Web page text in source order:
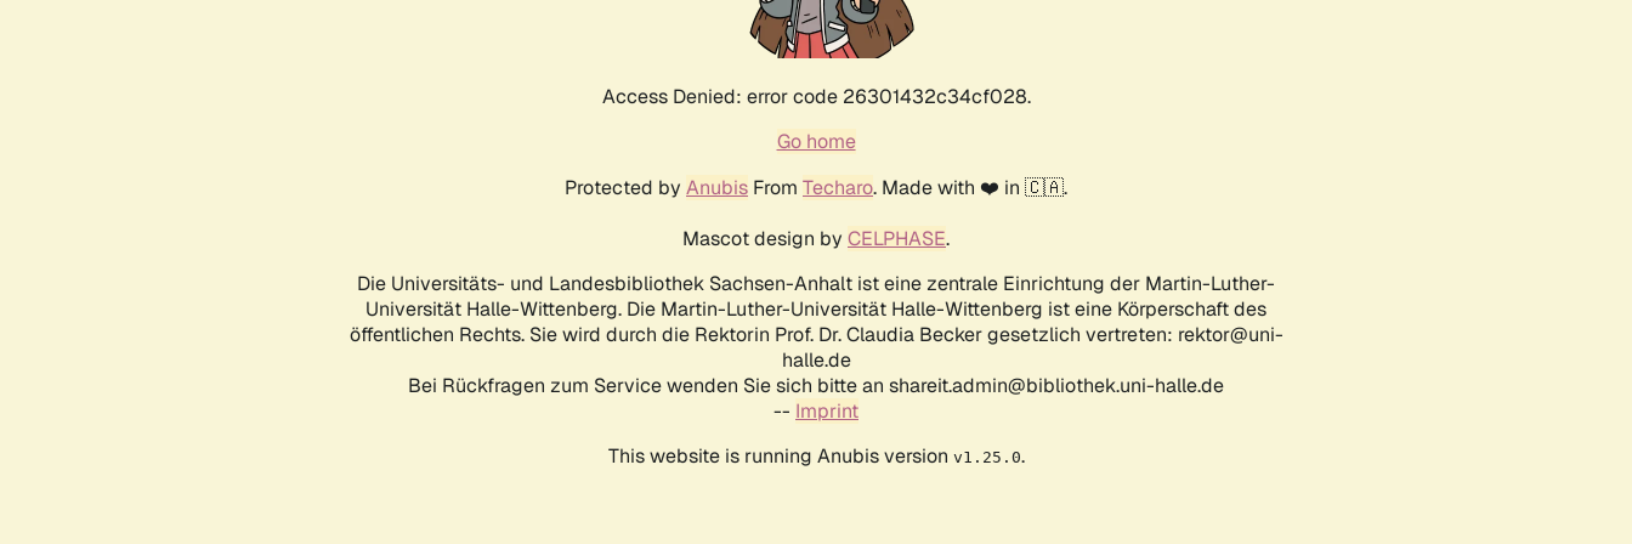
Access Denied: error code 26301432c34cf028.
Go home
Protected by Anubis From Techaro. Made with ❤️ in 🇨🇦.
Mascot design by CELPHASE.
Die Universitäts- und Landesbibliothek Sachsen-Anhalt ist eine zentrale Einrichtung der Martin-Luther-
Universität Halle-Wittenberg. Die Martin-Luther-Universität Halle-Wittenberg ist eine Körperschaft des
öffentlichen Rechts. Sie wird durch die Rektorin Prof. Dr. Claudia Becker gesetzlich vertreten: rektor@uni-
halle.de
Bei Rückfragen zum Service wenden Sie sich bitte an shareit.admin@bibliothek.uni-halle.de
-- Imprint
This website is running Anubis version v1.25.0.